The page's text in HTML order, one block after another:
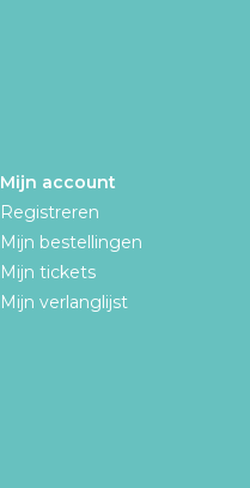
Mijn account
Registreren
Mijn bestellingen
Mijn tickets
Mijn verlanglijst